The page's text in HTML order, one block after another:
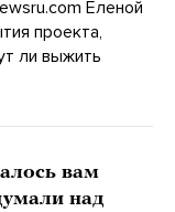
Еленой
проекта,
ли выжить
вам
над